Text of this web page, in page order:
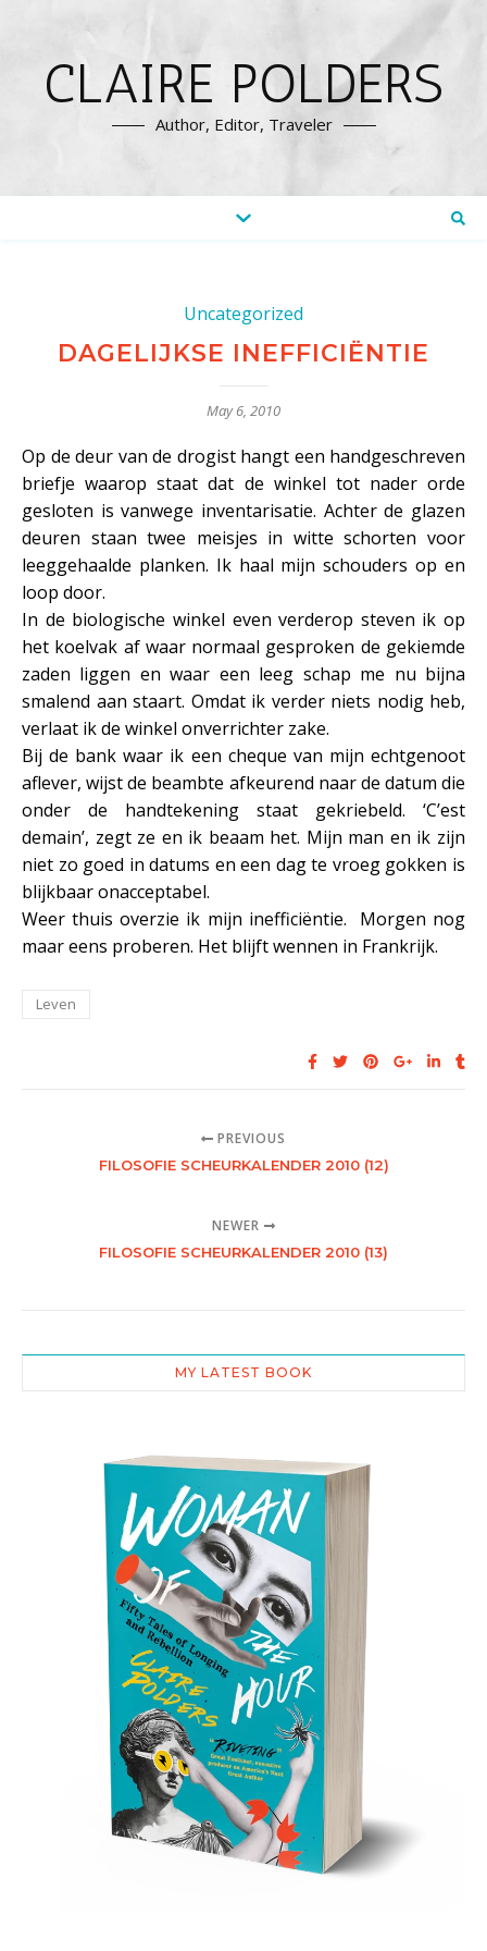
CLAIRE POLDERS
Author, Editor, Traveler
Uncategorized
DAGELIJKSE INEFFICIËNTIE
May 6, 2010
Op de deur van de drogist hangt een handgeschreven
briefje waarop staat dat de winkel tot nader orde
gesloten is vanwege inventarisatie. Achter de glazen
deuren staan twee meisjes in witte schorten voor
leeggehaalde planken. Ik haal mijn schouders op en
loop door.
In de biologische winkel even verderop steven ik op
het koelvak af waar normaal gesproken de gekiemde
zaden liggen en waar een leeg schap me nu bijna
smalend aan staart. Omdat ik verder niets nodig heb,
verlaat ik de winkel onverrichter zake.
Bij de bank waar ik een cheque van mijn echtgenoot
aflever, wijst de beambte afkeurend naar de datum die
onder de handtekening staat gekriebeld. ‘C’est
demain’, zegt ze en ik beaam het. Mijn man en ik zijn
niet zo goed in datums en een dag te vroeg gokken is
blijkbaar onacceptabel.
Weer thuis overzie ik mijn inefficiëntie. Morgen nog
maar eens proberen. Het blijft wennen in Frankrijk.
Leven
PREVIOUS
FILOSOFIE SCHEURKALENDER 2010 (12)
NEWER
FILOSOFIE SCHEURKALENDER 2010 (13)
MY LATEST BOOK